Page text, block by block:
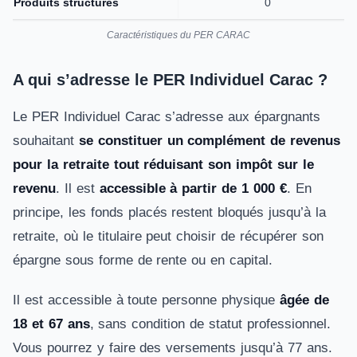
Caractéristiques du PER CARAC
A qui s’adresse le PER Individuel Carac ?
Le PER Individuel Carac s’adresse aux épargnants
souhaitant se constituer un complément de revenus
pour la retraite tout réduisant son impôt sur le
revenu. Il est accessible à partir de 1 000 €. En
principe, les fonds placés restent bloqués jusqu’à la
retraite, où le titulaire peut choisir de récupérer son
épargne sous forme de rente ou en capital.
Il est accessible à toute personne physique âgée de
18 et 67 ans, sans condition de statut professionnel.
Vous pourrez y faire des versements jusqu’à 77 ans.